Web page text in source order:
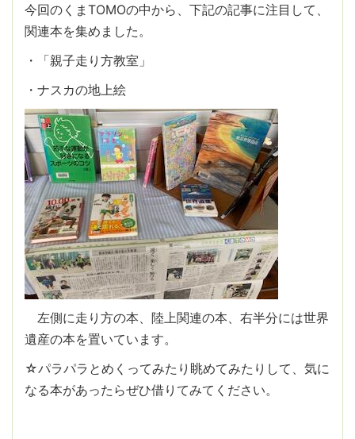
今回のくまTOMOの中から、下記の記事に注目して、
関連本を集めました。
・「親子走り方教室」
・ナスカの地上絵
左側に走り方の本、陸上関連の本、右半分には世界
遺産の本を置いています。
☆パラパラとめくってみたり眺めてみたりして、気に
なる本があったらぜひ借りてみてください。